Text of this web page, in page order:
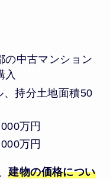
の中古マンション
入
持分土地面積50
万円
万円
建物の価格につい